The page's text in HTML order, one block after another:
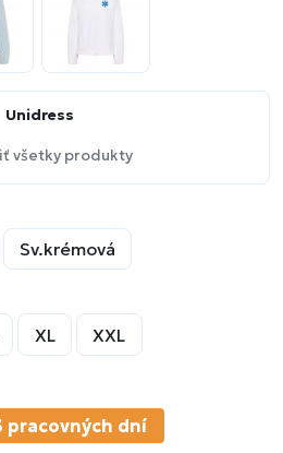
Unidress
všetky produkty
Sv.krémová
XL XXL
pracovných dní